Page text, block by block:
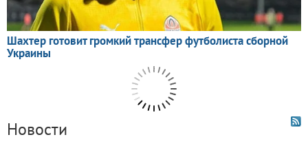
Новости